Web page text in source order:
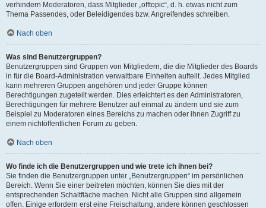
verhindern Moderatoren, dass Mitglieder „offtopic“, d. h. etwas nicht zum
Thema Passendes, oder Beleidigendes bzw. Angreifendes schreiben.
Nach oben
Was sind Benutzergruppen?
Benutzergruppen sind Gruppen von Mitgliedern, die die Mitglieder des Boards
in für die Board-Administration verwaltbare Einheiten aufteilt. Jedes Mitglied
kann mehreren Gruppen angehören und jeder Gruppe können
Berechtigungen zugeteilt werden. Dies erleichtert es den Administratoren,
Berechtigungen für mehrere Benutzer auf einmal zu ändern und sie zum
Beispiel zu Moderatoren eines Bereichs zu machen oder ihnen Zugriff zu
einem nichtöffentlichen Forum zu geben.
Nach oben
Wo finde ich die Benutzergruppen und wie trete ich ihnen bei?
Sie finden die Benutzergruppen unter „Benutzergruppen“ im persönlichen
Bereich. Wenn Sie einer beitreten möchten, können Sie dies mit der
entsprechenden Schaltfläche machen. Nicht alle Gruppen sind allgemein
offen. Einige erfordern erst eine Freischaltung, andere können geschlossen